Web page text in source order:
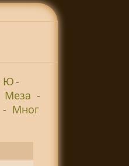
Ю-
Меза -
- Мног